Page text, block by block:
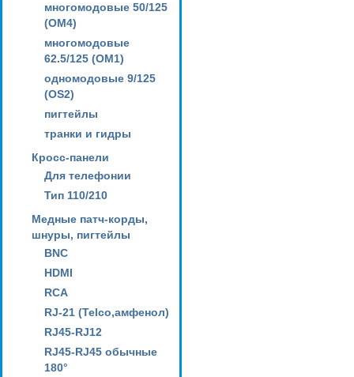
многомодовые 50/125
(OM4)
многомодовые
62.5/125 (OM1)
одномодовые 9/125
(OS2)
пигтейлы
транки и гидры
Кросс-панели
Для телефонии
Тип 110/210
Медные патч-корды,
шнуры, пигтейлы
BNC
HDMI
RCA
RJ-21 (Telco,амфенол)
RJ45-RJ12
RJ45-RJ45 обычные
180°